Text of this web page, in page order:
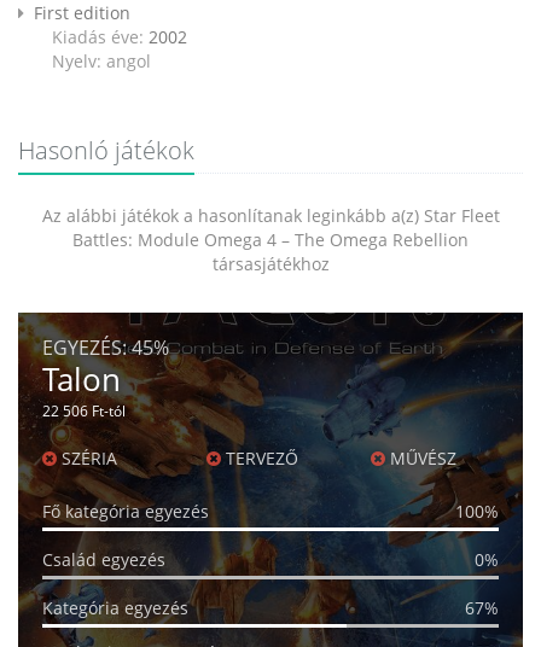
First edition
Kiadás éve: 2002
Nyelv: angol
Hasonló játékok
Az alábbi játékok a hasonlítanak leginkább a(z) Star Fleet
Battles: Module Omega 4 – The Omega Rebellion
társasjátékhoz
EGYEZÉS:45%
Talon
22 506 Ft-tól
SZÉRIA TERVEZŐ MŰVÉSZ
Fő kategória egyezés 100%
Család egyezés 0%
Kategória egyezés
67%